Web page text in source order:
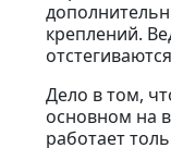
креплений.
Дело в том,
основном на
работает